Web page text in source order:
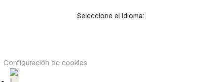
Seleccione el idioma:
· Configuración de cookies